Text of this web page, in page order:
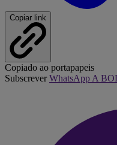
Copiar link
Copiado ao portapapeis
SubscreverWhatsApp A